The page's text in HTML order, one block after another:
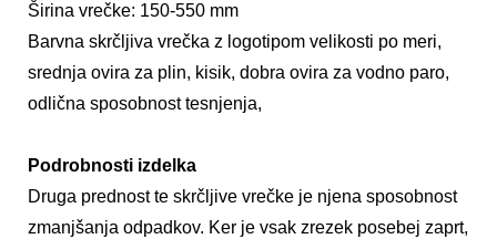
Širina vrečke: 150-550 mm
Barvna skrčljiva vrečka z logotipom velikosti po meri,
srednja ovira za plin, kisik, dobra ovira za vodno paro,
odlična sposobnost tesnjenja,
Podrobnosti izdelka
Druga prednost te skrčljive vrečke je njena sposobnost
zmanjšanja odpadkov. Ker je vsak zrezek posebej zaprt,